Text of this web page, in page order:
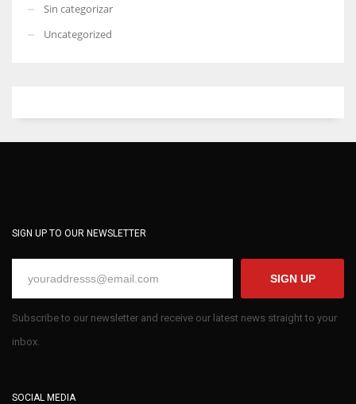
Sin categorizar
Uncategorized
SIGN UP TO OUR NEWSLETTER
SIGN UP
Subscribe to our newsletter and receive our latest news straight to your
inbox.
SOCIAL MEDIA